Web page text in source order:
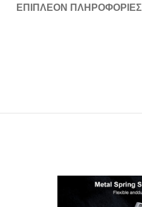
ΕΠΙΠΛΈΟΝ ΠΛΗΡΟΦΟΡΊΕΣ